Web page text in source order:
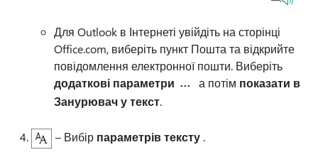
Для Outlook в Інтернеті увійдіть на сторінці
Office.com, виберіть пункт Пошта та відкрийте
повідомлення електронної пошти. Виберіть
додаткові параметри
а потім показати в
Занурювач у текст.
– Вибір параметрів тексту .